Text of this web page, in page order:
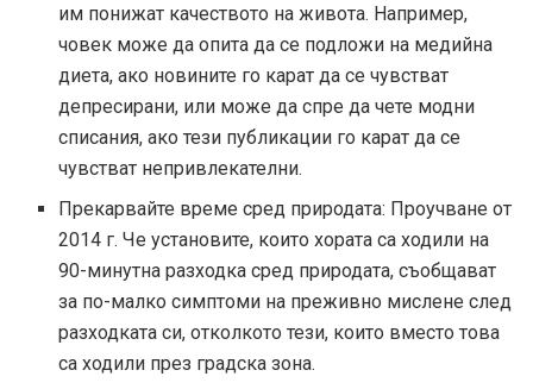
им понижат качеството на живота. Например,
човек може да опита да се подложи на медийна
диета, ако новините го карат да се чувстват
депресирани, или може да спре да чете модни
списания, ако тези публикации го карат да се
чувстват непривлекателни.
Прекарвайте време сред природата: Проучване от
2014 г. Че установите, които хората са ходили на
90-минутна разходка сред природата, съобщават
за по-малко симптоми на преживно мислене след
разходката си, отколкото тези, които вместо това
са ходили през градска зона.